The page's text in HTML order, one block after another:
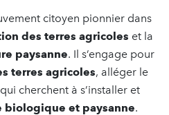
citoyen pionnier dans
des terres agricoles et la
paysanne. Il s’engage pour
terres agricoles, alléger le
cherchent à s’installer et
biologique et paysanne.